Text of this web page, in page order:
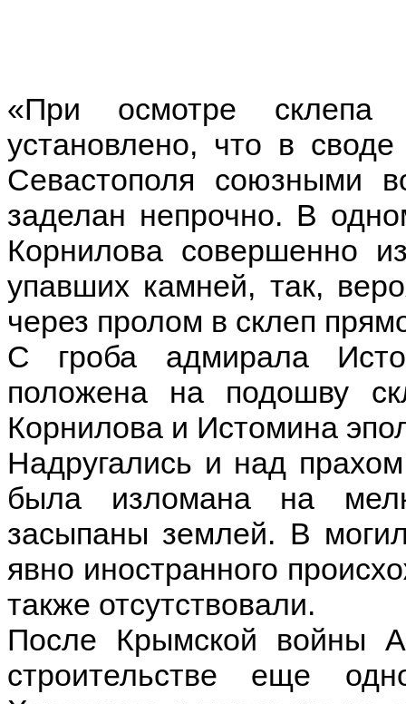
«При осмотре склепа
установлено, что в
Севастополя союзными
заделан непрочно. В
Корнилова совершенно
упавших камней, так,
через пролом в склеп
С гроба адмирала
положена на подошву
Корнилова и Истомина
Надругались и над
была изломана на
засыпаны землей. В
явно иностранного
также отсутствовали.
После Крымской войны
строительстве еще